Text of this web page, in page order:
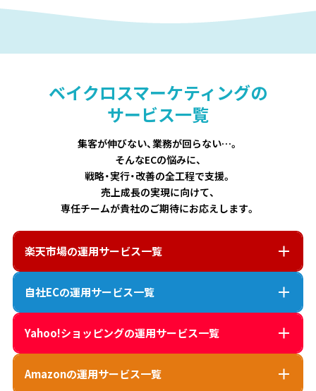
ベイクロスマーケティングの
サービス一覧
集客が伸びない、業務が回らない…。
そんなECの悩みに、
戦略・実行・改善の全工程で支援。
売上成長の実現に向けて、
専任チームが貴社のご期待にお応えします。
楽天市場の運用サービス一覧
自社ECの運用サービス一覧
Yahoo!ショッピングの運用サービス一覧
Amazonの運用サービス一覧